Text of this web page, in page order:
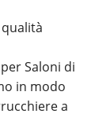
Saloni di
in modo
a